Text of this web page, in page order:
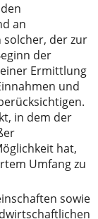
an
der zur
der
Ermittlung
und
in dem der
hat,
Umfang zu
sowie